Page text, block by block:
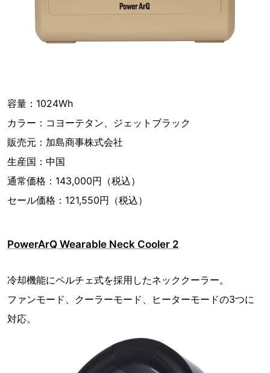
容量：1024Wh
カラー：コヨーテタン、ジェットブラック
販売元：加島商事株式会社
生産国：中国
通常価格：143,000円（税込）
セール価格：121,550円（税込）
PowerArQ Wearable Neck Cooler 2
冷却機能にペルチェ式を採用したネッククーラー。
ファンモード、クーラーモード、ヒーターモードの3つに
対応。